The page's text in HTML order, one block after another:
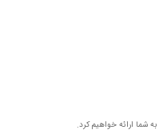
شما ارائه خواهیم کرد.